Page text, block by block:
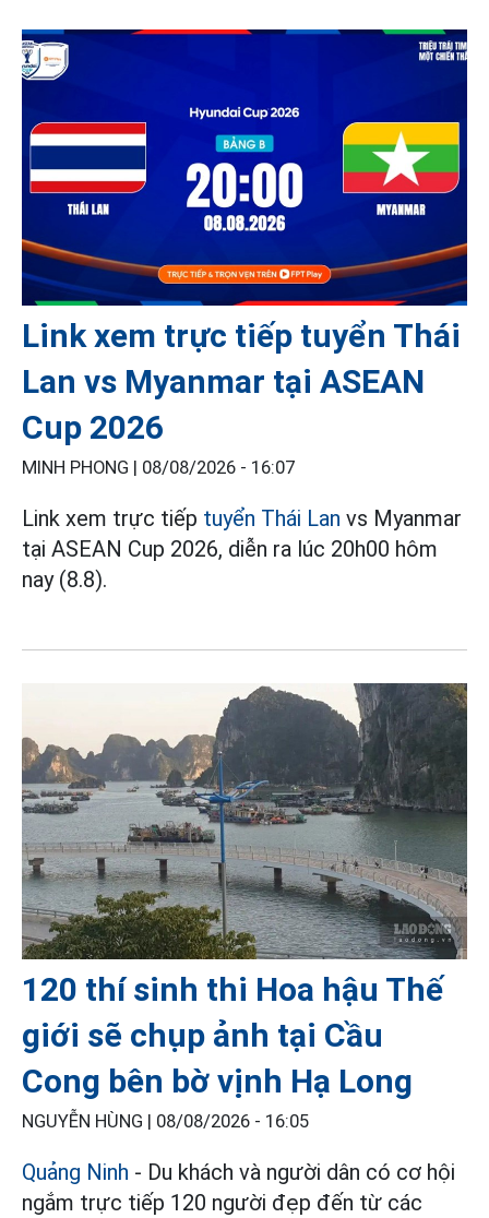
Link xem trực tiếp tuyển Thái
Lan vs Myanmar tại ASEAN
Cup 2026
MINH PHONG | 08/08/2026 - 16:07
Link xem trực tiếp tuyển Thái Lan vs Myanmar
tại ASEAN Cup 2026, diễn ra lúc 20h00 hôm
nay (8.8).
120 thí sinh thi Hoa hậu Thế
giới sẽ chụp ảnh tại Cầu
Cong bên bờ vịnh Hạ Long
NGUYỄN HÙNG | 08/08/2026 - 16:05
Quảng Ninh - Du khách và người dân có cơ hội
ngắm trực tiếp 120 người đẹp đến từ các